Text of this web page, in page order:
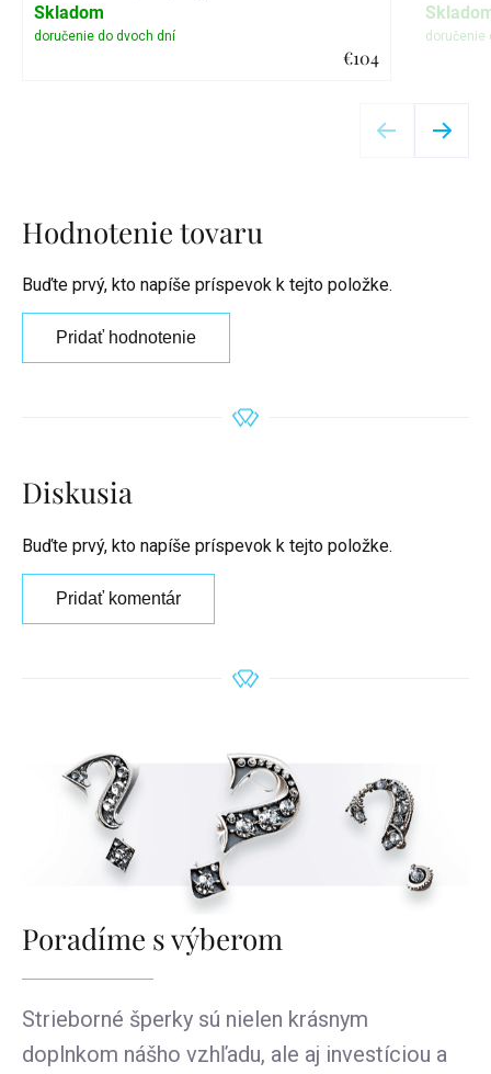
€104
Skladom
Hodnotenie tovaru
Buďte prvý, kto napíše príspevok k tejto položke.
Pridať hodnotenie
Diskusia
Buďte prvý, kto napíše príspevok k tejto položke.
Pridať komentár
Poradíme s výberom
Strieborné šperky sú nielen krásnym
doplnkom nášho vzhľadu, ale aj investíciou a